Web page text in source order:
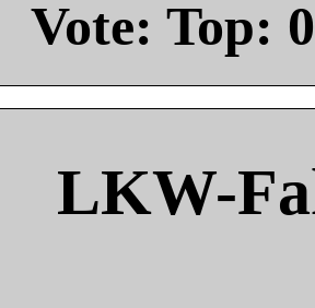
Vote: Top: 0
LKW-